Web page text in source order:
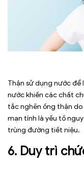
Thận sử dụng nước để
nước khiến các chất
tắc nghẽn ống thận
mạn tính là yếu tố
trùng đường tiết niệu.
6. Duy trì